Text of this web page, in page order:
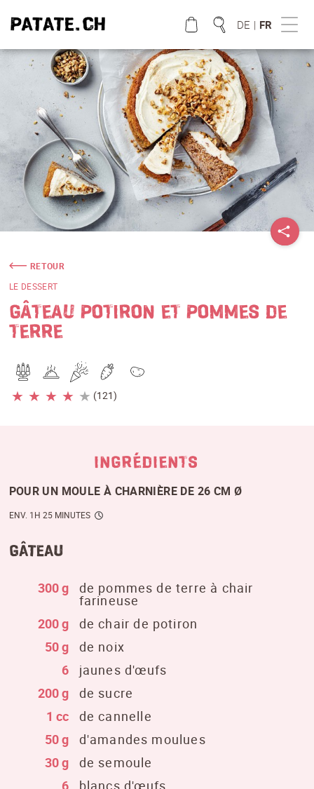
DE | FR
RETOUR
LE DESSERT
GÂTEAU POTIRON ET POMMES DE
TERRE
★ ★ ★ ★ ★ (121)
INGRÉDIENTS
POUR UN MOULE À CHARNIÈRE DE 26 CM Ø
ENV. 1H 25 MINUTES
Gâteau
300 g de pommes de terre à chair
farineuse
200 g
de chair de potiron
50 g
de noix
6
jaunes d'œufs
200 g
de sucre
1 cc
de cannelle
50 g
d'amandes moulues
30 g
de semoule
6
blancs d'œufs
QUE CHERCHEZ VOUS?